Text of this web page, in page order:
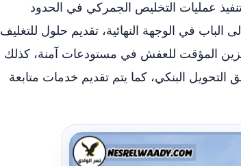
عمليات التخليص الجمركي في الحدود
في الوجهة النهائية، تقديم حلول للتغليف
المؤقت للعفش في مستودعات آمنة، كذلك
البنكي، كما يتم تقديم خدمات متابعة